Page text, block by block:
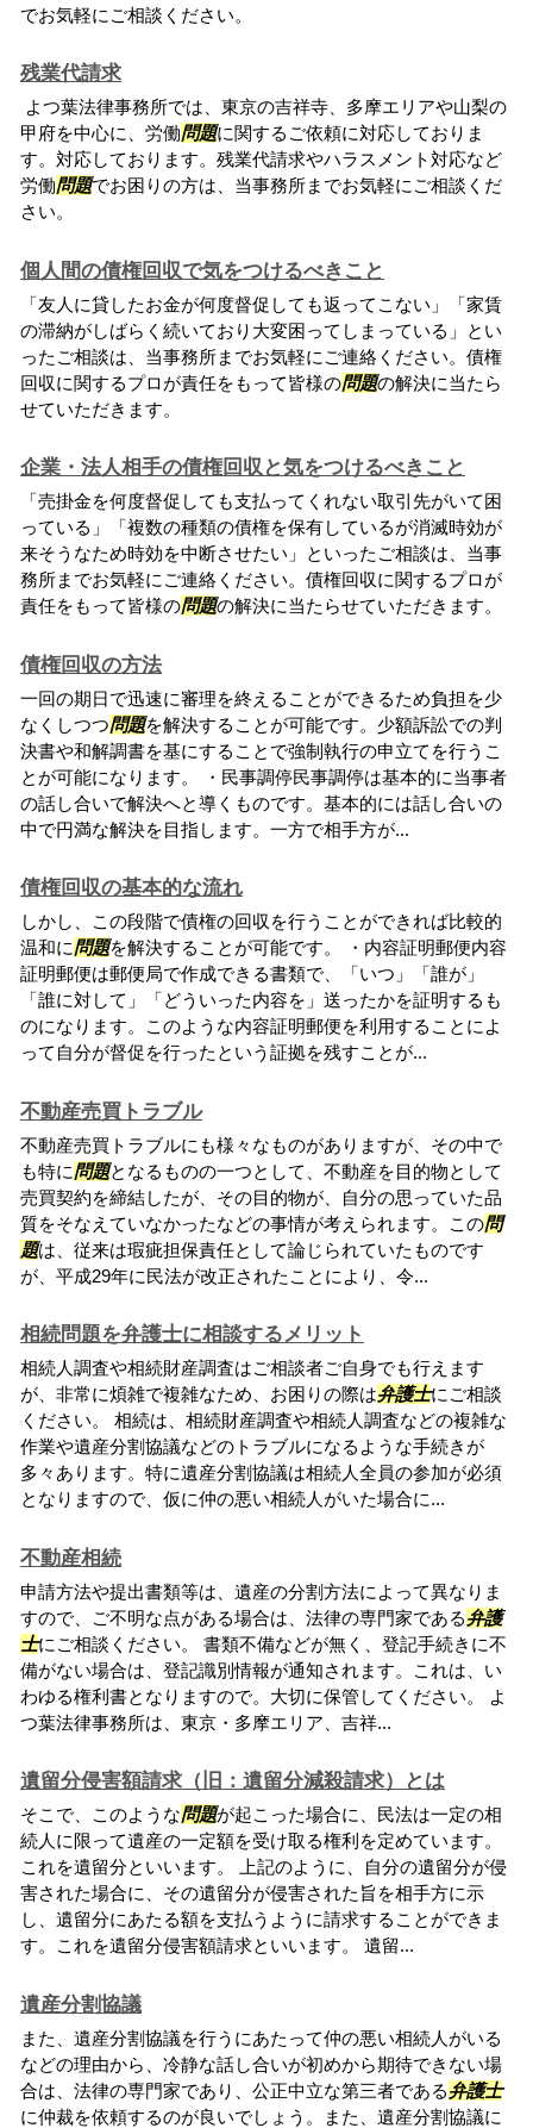
でお気軽にご相談ください。
残業代請求
よつ葉法律事務所では、東京の吉祥寺、多摩エリアや山梨の
甲府を中心に、労働問題に関するご依頼に対応しておりま
す。対応しております。残業代請求やハラスメント対応など
労働問題でお困りの方は、当事務所までお気軽にご相談くだ
さい。
個人間の債権回収で気をつけるべきこと
「友人に貸したお金が何度督促しても返ってこない」「家賃
の滞納がしばらく続いており大変困ってしまっている」とい
ったご相談は、当事務所までお気軽にご連絡ください。債権
回収に関するプロが責任をもって皆様の問題の解決に当たら
せていただきます。
企業・法人相手の債権回収と気をつけるべきこと
「売掛金を何度督促しても支払ってくれない取引先がいて困
っている」「複数の種類の債権を保有しているが消滅時効が
来そうなため時効を中断させたい」といったご相談は、当事
務所までお気軽にご連絡ください。債権回収に関するプロが
責任をもって皆様の問題の解決に当たらせていただきます。
債権回収の方法
一回の期日で迅速に審理を終えることができるため負担を少
なくしつつ問題を解決することが可能です。少額訴訟での判
決書や和解調書を基にすることで強制執行の申立てを行うこ
とが可能になります。 ・民事調停民事調停は基本的に当事者
の話し合いで解決へと導くものです。基本的には話し合いの
中で円満な解決を目指します。一方で相手方が...
債権回収の基本的な流れ
しかし、この段階で債権の回収を行うことができれば比較的
温和に問題を解決することが可能です。 ・内容証明郵便内容
証明郵便は郵便局で作成できる書類で、「いつ」「誰が」
「誰に対して」「どういった内容を」送ったかを証明するも
のになります。このような内容証明郵便を利用することによ
って自分が督促を行ったという証拠を残すことが...
不動産売買トラブル
不動産売買トラブルにも様々なものがありますが、その中で
も特に問題となるものの一つとして、不動産を目的物として
売買契約を締結したが、その目的物が、自分の思っていた品
質をそなえていなかったなどの事情が考えられます。この問
題は、従来は瑕疵担保責任として論じられていたものです
が、平成29年に民法が改正されたことにより、令...
相続問題を弁護士に相談するメリット
相続人調査や相続財産調査はご相談者ご自身でも行えます
が、非常に煩雑で複雑なため、お困りの際は弁護士にご相談
ください。 相続は、相続財産調査や相続人調査などの複雑な
作業や遺産分割協議などのトラブルになるような手続きが
多々あります。特に遺産分割協議は相続人全員の参加が必須
となりますので、仮に仲の悪い相続人がいた場合に...
不動産相続
申請方法や提出書類等は、遺産の分割方法によって異なりま
すので、ご不明な点がある場合は、法律の専門家である弁護
士にご相談ください。 書類不備などが無く、登記手続きに不
備がない場合は、登記識別情報が通知されます。これは、い
わゆる権利書となりますので。大切に保管してください。 よ
つ葉法律事務所は、東京・多摩エリア、吉祥...
遺留分侵害額請求（旧：遺留分減殺請求）とは
そこで、このような問題が起こった場合に、民法は一定の相
続人に限って遺産の一定額を受け取る権利を定めています。
これを遺留分といいます。 上記のように、自分の遺留分が侵
害された場合に、その遺留分が侵害された旨を相手方に示
し、遺留分にあたる額を支払うように請求することができま
す。これを遺留分侵害額請求といいます。 遺留...
遺産分割協議
また、遺産分割協議を行うにあたって仲の悪い相続人がいる
などの理由から、冷静な話し合いが初めから期待できない場
合は、法律の専門家であり、公正中立な第三者である弁護士
に仲裁を依頼するのが良いでしょう。また、遺産分割協議に